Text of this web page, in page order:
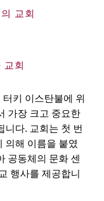
교회
회
키 이스탄불에 위
가장 크고 중요한
니다. 교회는 첫 번
의해 이름을 붙였
공동체의 문화 센
행사를 제공합니